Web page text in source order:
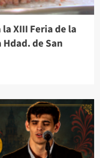
XIII Feria de la
de San